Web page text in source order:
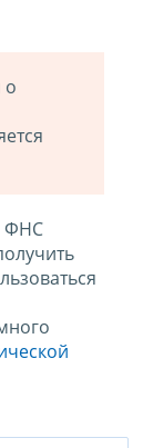
о
ФНС